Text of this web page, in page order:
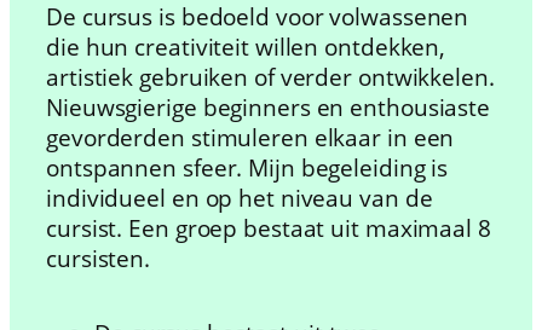
De cursus is bedoeld voor volwassenen
die hun creativiteit willen ontdekken,
artistiek gebruiken of verder ontwikkelen.
Nieuwsgierige beginners en enthousiaste
gevorderden stimuleren elkaar in een
ontspannen sfeer. Mijn begeleiding is
individueel en op het niveau van de
cursist. Een groep bestaat uit maximaal 8
cursisten.